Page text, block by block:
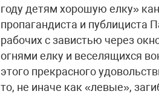
году детям хорошую елку»
пропагандиста и
рабочих с завистью через
огнями елку и веселящихся
этого прекрасного
то, не иначе как «левые»,